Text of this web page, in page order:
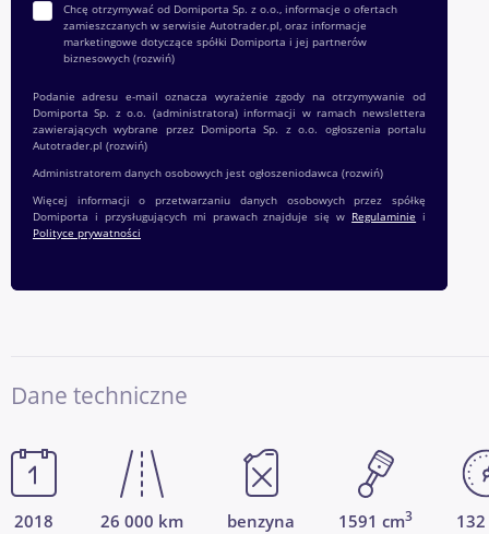
Chcę otrzymywać od Domiporta Sp. z o.o., informacje o ofertach
zamieszczanych w serwisie Autotrader.pl, oraz informacje
marketingowe dotyczące spółki Domiporta i jej partnerów
biznesowych (rozwiń)
Podanie adresu e-mail oznacza wyrażenie zgody na otrzymywanie od
Domiporta Sp. z o.o. (administratora) informacji w ramach newslettera
zawierających wybrane przez Domiporta Sp. z o.o. ogłoszenia portalu
Autotrader.pl (rozwiń)
Administratorem danych osobowych jest ogłoszeniodawca (rozwiń)
Więcej informacji o przetwarzaniu danych osobowych przez spółkę
Domiporta i przysługujących mi prawach znajduje się w Regulaminie i
Polityce prywatności
Dane techniczne
2018 26 000 km benzyna 1591 cm3